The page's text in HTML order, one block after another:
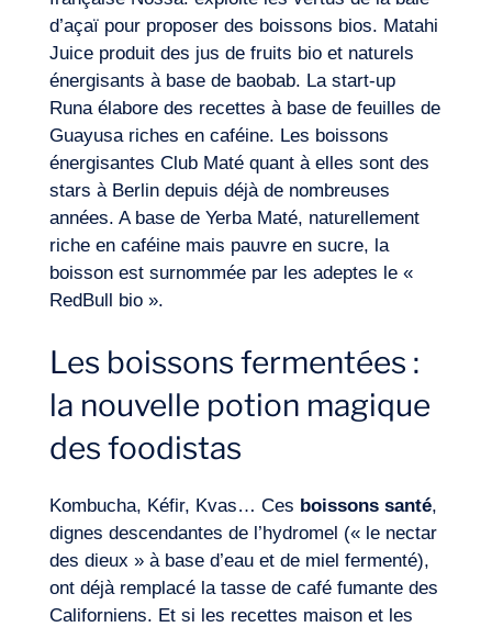
Journal de Bord
Nous contacter
FR
d’açaï pour proposer des boissons bios. Matahi
Juice produit des jus de fruits bio et naturels
énergisants à base de baobab. La start-up
Runa élabore des recettes à base de feuilles de
Guayusa riches en caféine. Les boissons
énergisantes Club Maté quant à elles sont des
stars à Berlin depuis déjà de nombreuses
années. A base de Yerba Maté, naturellement
riche en caféine mais pauvre en sucre, la
boisson est surnommée par les adeptes le «
RedBull bio ».
Les boissons fermentées :
la nouvelle potion magique
des foodistas
Kombucha, Kéfir, Kvas… Ces boissons santé,
dignes descendantes de l’hydromel (« le nectar
des dieux » à base d’eau et de miel fermenté),
ont déjà remplacé la tasse de café fumante des
Californiens. Et si les recettes maison et les